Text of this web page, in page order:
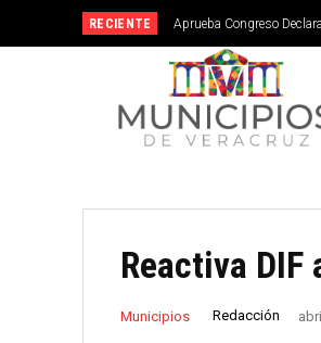
RECIENTE Aprueba Congreso
Reactiva
Municipios Redacción